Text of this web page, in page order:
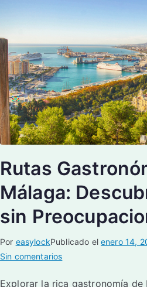
Rutas
Málaga:
sin
Por easylockPublicado elenero 14,
Sin comentarios
Explorar la rica gastronomía de